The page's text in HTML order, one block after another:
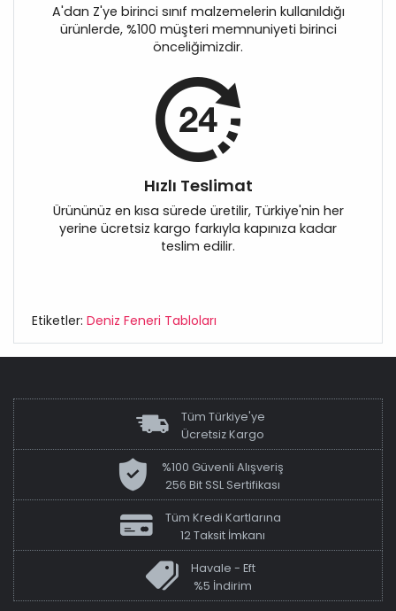
A'dan Z'ye birinci sınıf malzemelerin kullanıldığı
ürünlerde, %100 müşteri memnuniyeti birinci
önceliğimizdir.
Hızlı Teslimat
Ürününüz en kısa sürede üretilir, Türkiye'nin her
yerine ücretsiz kargo farkıyla kapınıza kadar
teslim edilir.
Etiketler: Deniz Feneri Tabloları
Tüm Türkiye'ye
Ücretsiz Kargo
%100 Güvenli Alışveriş
256 Bit SSL Sertifikası
Tüm Kredi Kartlarına
12 Taksit İmkanı
Havale - Eft
%5 İndirim